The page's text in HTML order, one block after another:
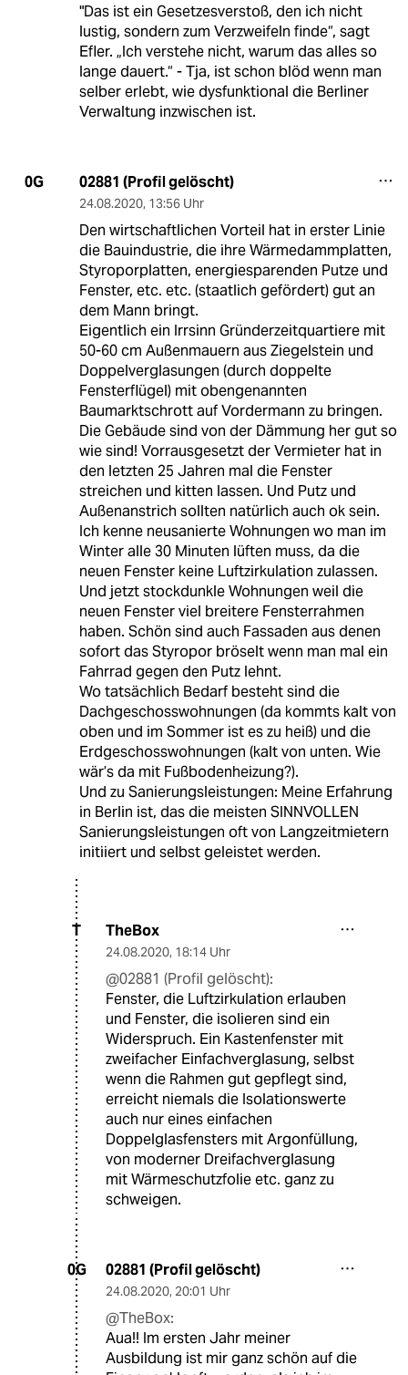
"Das ist ein Gesetzesverstoß, den ich nicht
lustig, sondern zum Verzweifeln finde“, sagt
Efler. „Ich verstehe nicht, warum das alles so
lange dauert.“ - Tja, ist schon blöd wenn man
selber erlebt, wie dysfunktional die Berliner
Verwaltung inzwischen ist.
0G 02881 (Profil gelöscht)
24.08.2020, 13:56 Uhr
Den wirtschaftlichen Vorteil hat in erster Linie
die Bauindustrie, die ihre Wärmedammplatten,
Styroporplatten, energiesparenden Putze und
Fenster, etc. etc. (staatlich gefördert) gut an
dem Mann bringt.
Eigentlich ein Irrsinn Gründerzeitquartiere mit
50-60 cm Außenmauern aus Ziegelstein und
Doppelverglasungen (durch doppelte
Fensterflügel) mit obengenannten
Baumarktschrott auf Vordermann zu bringen.
Die Gebäude sind von der Dämmung her gut so
wie sind! Vorrausgesetzt der Vermieter hat in
den letzten 25 Jahren mal die Fenster
streichen und kitten lassen. Und Putz und
Außenanstrich sollten natürlich auch ok sein.
Ich kenne neusanierte Wohnungen wo man im
Winter alle 30 Minuten lüften muss, da die
neuen Fenster keine Luftzirkulation zulassen.
Und jetzt stockdunkle Wohnungen weil die
neuen Fenster viel breitere Fensterrahmen
haben. Schön sind auch Fassaden aus denen
sofort das Styropor bröselt wenn man mal ein
Fahrrad gegen den Putz lehnt.
Wo tatsächlich Bedarf besteht sind die
Dachgeschosswohnungen (da kommts kalt von
oben und im Sommer ist es zu heiß) und die
Erdgeschosswohnungen (kalt von unten. Wie
wär’s da mit Fußbodenheizung?).
Und zu Sanierungsleistungen: Meine Erfahrung
in Berlin ist, das die meisten SINNVOLLEN
Sanierungsleistungen oft von Langzeitmietern
initiiert und selbst geleistet werden.
T TheBox
24.08.2020, 18:14 Uhr
@02881 (Profil gelöscht):
Fenster, die Luftzirkulation erlauben
und Fenster, die isolieren sind ein
Widerspruch. Ein Kastenfenster mit
zweifacher Einfachverglasung, selbst
wenn die Rahmen gut gepflegt sind,
erreicht niemals die Isolationswerte
auch nur eines einfachen
Doppelglasfensters mit Argonfüllung,
von moderner Dreifachverglasung
mit Wärmeschutzfolie etc. ganz zu
schweigen.
0G 02881 (Profil gelöscht)
24.08.2020, 20:01 Uhr
@TheBox:
Aua!! Im ersten Jahr meiner
Ausbildung ist mir ganz schön auf die